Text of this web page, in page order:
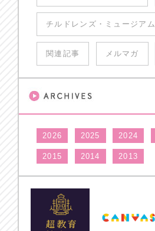
チルドレンズ・ミュージアム
関連記事 メルマガ
2026 2025 2024
2015 2014 2013